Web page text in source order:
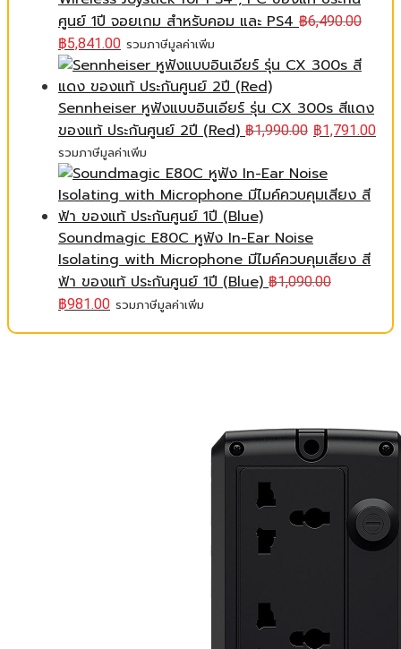
ศูนย์ 1ปี จอยเกม สำหรับคอม และ PS4 ฿6,490.00
฿5,841.00 รวมภาษีมูลค่าเพิ่ม
Sennheiser หูฟังแบบอินเอียร์ รุ่น CX 300s สีแดง
ของแท้ ประกันศูนย์ 2ปี (Red) ฿1,990.00 ฿1,791.00
รวมภาษีมูลค่าเพิ่ม
Soundmagic E80C หูฟัง In-Ear Noise
Isolating with Microphone มีไมค์ควบคุมเสียง สี
ฟ้า ของแท้ ประกันศูนย์ 1ปี (Blue) ฿1,090.00
฿981.00 รวมภาษีมูลค่าเพิ่ม